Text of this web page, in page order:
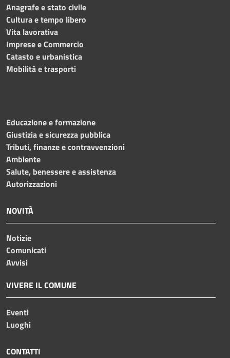
Anagrafe e stato civile
Cultura e tempo libero
Vita lavorativa
Imprese e Commercio
Catasto e urbanistica
Mobilità e trasporti
Educazione e formazione
Giustizia e sicurezza pubblica
Tributi, finanze e contravvenzioni
Ambiente
Salute, benessere e assistenza
Autorizzazioni
NOVITÀ
Notizie
Comunicati
Avvisi
VIVERE IL COMUNE
Eventi
Luoghi
CONTATTI